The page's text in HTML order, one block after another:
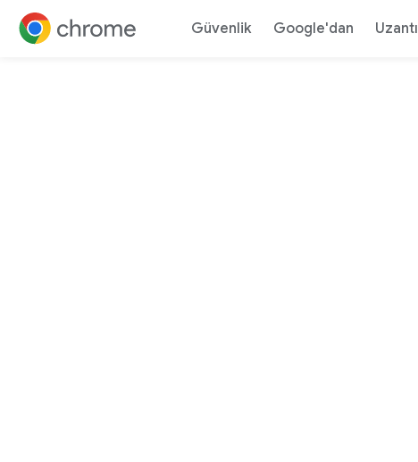
Güvenlik Google'dan